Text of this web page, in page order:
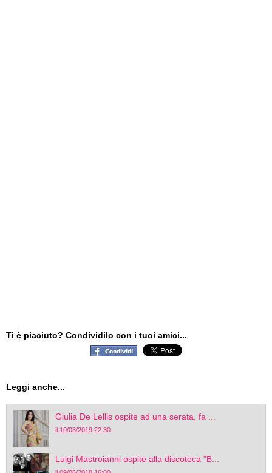
Ti è piaciuto? Condividilo con i tuoi amici...
Leggi anche...
Giulia De Lellis ospite ad una serata, fa ...
il 10/03/2019 22:30
Luigi Mastroianni ospite alla discoteca "B...